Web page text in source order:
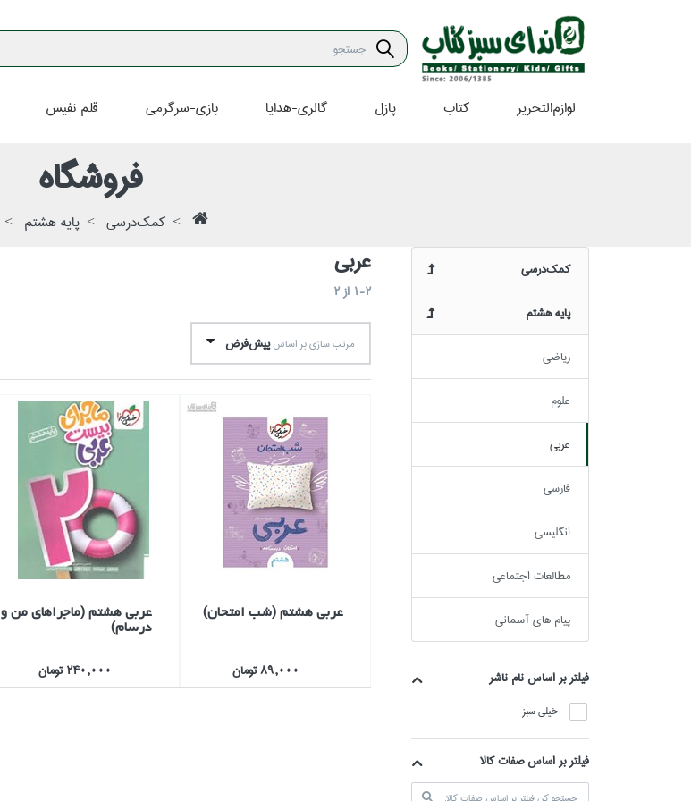
لوازم‌التحرير كتاب پازل گالري-هدايا بازي-سرگرمي قلم نفيس
فروشگاه
كمك‌درسي پايه هشتم
كمك‌درسي
پايه هشتم
رياضي
علوم
عربي
فارسي
انگليسي
مطالعات اجتماعي
پيام هاي آسماني
فيلتر بر اساس نام ناشر
خيلي سبز
فیلتر بر اساس صفات کالا
عربي
1-2 از2
مرتب سازي بر اساسپيش‌فرض
عربي هشتم (شب امتحان)
89,000 تومان
عربي هشتم (ماجراهاي من و
درسام)
240,000 تومان